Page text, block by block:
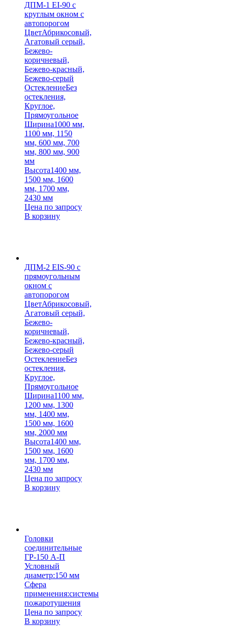
ДПМ-1 EI-90 с
круглым окном с
автопорогом
ЦветАбрикосовый,
Агатовый серый,
Бежево-
коричневый,
Бежево-красный,
Бежево-серый
ОстеклениеБез
остекления,
Круглое,
Прямоугольное
Ширина1000 мм,
1100 мм, 1150
мм, 600 мм, 700
мм, 800 мм, 900
мм
Высота1400 мм,
1500 мм, 1600
мм, 1700 мм,
2430 мм
Цена по запросу
В корзину
ДПМ-2 EIS-90 с
прямоугольным
окном с
автопорогом
ЦветАбрикосовый,
Агатовый серый,
Бежево-
коричневый,
Бежево-красный,
Бежево-серый
ОстеклениеБез
остекления,
Круглое,
Прямоугольное
Ширина1100 мм,
1200 мм, 1300
мм, 1400 мм,
1500 мм, 1600
мм, 2000 мм
Высота1400 мм,
1500 мм, 1600
мм, 1700 мм,
2430 мм
Цена по запросу
В корзину
Головки
соединительные
ГР-150 А-П
Условный
диаметр:150 мм
Сфера
применения:системы
пожаротушения
Цена по запросу
В корзину